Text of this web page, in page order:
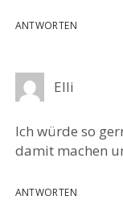
ANTWORTEN
Elli
Ich würde so
damit machen
ANTWORTEN